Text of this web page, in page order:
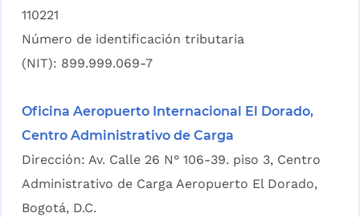
110221
Número de identificación tributaria
(NIT): 899.999.069-7
Oficina Aeropuerto Internacional El Dorado,
Centro Administrativo de Carga
Dirección: Av. Calle 26 N° 106-39. piso 3, Centro
Administrativo de Carga Aeropuerto El Dorado,
Bogotá, D.C.